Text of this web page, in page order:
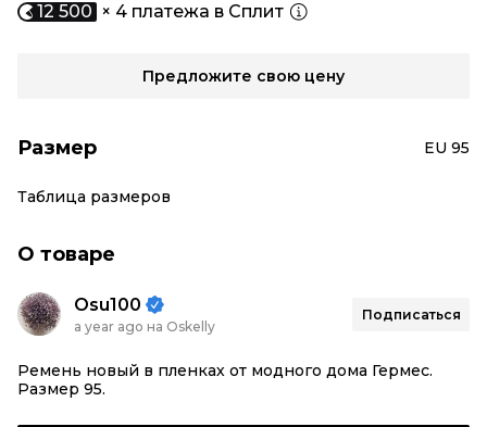
12 500 × 4 платежа в Сплит
Предложите свою цену
Размер EU 95
Таблица размеров
О товаре
Osu100
a year ago на Oskelly
Подписаться
Ремень новый в пленках от модного дома Гермес.
Размер 95.